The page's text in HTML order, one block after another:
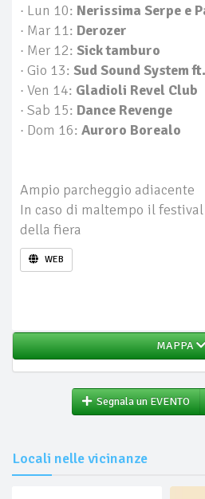
· Lun 10: Nerissima Serpe e
· Mar 11: Derozer
· Mer 12: Sick tamburo
· Gio 13: Sud Sound System
· Ven 14: Gladioli Revel Club
· Sab 15: Dance Revenge
· Dom 16: Auroro Borealo
Ampio parcheggio adiacente
In caso di maltempo il
della fiera
WEB
MAPPA
Segnala un EVENTO
Locali nelle vicinanze